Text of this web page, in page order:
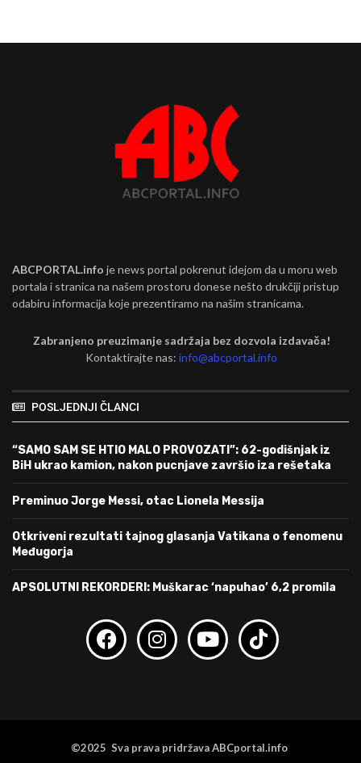
ABCPORTAL.info je news portal pokrenut idejom da u moru web
portala i stranica na našem prostoru donese nešto drukčiji pristup
odabiru informacija koje prezentiramo na našim stranicama.
Zabranjeno preuzimanje sadržaja bez dozvola izdavača!
Kontaktirajte nas:info@abcportal.info
POSLJEDNJI ČLANCI
“SAMO SAM SE HTIO MALO PROVOZATI”: 62-godišnjak iz
BiH ukrao kamion, nakon pucnjave završio iza rešetaka
Preminuo Jorge Messi, otac Lionela Messija
Otkriveni rezultati tajnog glasanja Vatikana o fenomenu
Međugorja
APSOLUTNI REKORDERI: Muškarac ‘napuhao’ 6,2 promila
©2025 Sva prava pridržava ABCportal.info